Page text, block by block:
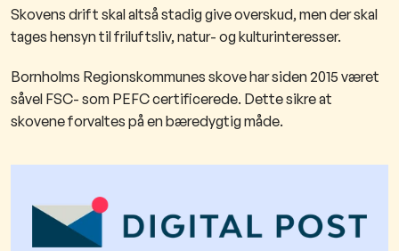
Skovens drift skal altså stadig give overskud, men der skal
tages hensyn til friluftsliv, natur- og kulturinteresser.
Bornholms Regionskommunes skove har siden 2015 været
såvel FSC- som PEFC certificerede. Dette sikre at
skovene forvaltes på en bæredygtig måde.